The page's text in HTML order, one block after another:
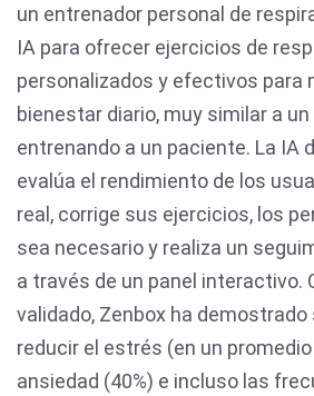
un entrenador personal de
IA para ofrecer ejercicios de
personalizados y efectivos para
bienestar diario, muy similar a
entrenando a un paciente. La IA
evalúa el rendimiento de los
real, corrige sus ejercicios, los
sea necesario y realiza un
a través de un panel interactivo.
validado, Zenbox ha
reducir el estrés (en un promedio
ansiedad (40%) e incluso las